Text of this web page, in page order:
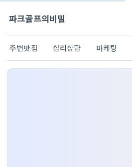
파크골프의비밀
주변맛집 심리상담 마케팅